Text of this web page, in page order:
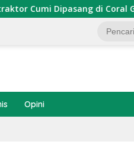
di Coral Garden Pulau
Opini